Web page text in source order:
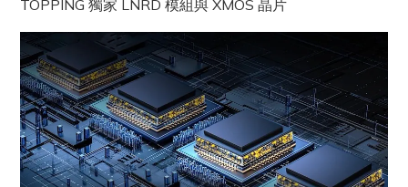
TOPPING 獨家 LNRD 模組與 XMOS 晶片